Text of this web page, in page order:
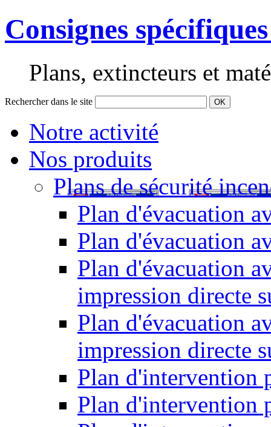
Consignes
Plans, extincteurs et
Rechercher dans le site OK
Notre activité
Nos produits
Plans de sécurité
Plan d'évacuation
Plan d'évacuation
Plan d'évacuation
impression directe
Plan d'évacuation
impression directe
Plan d'intervention
Plan d'intervention